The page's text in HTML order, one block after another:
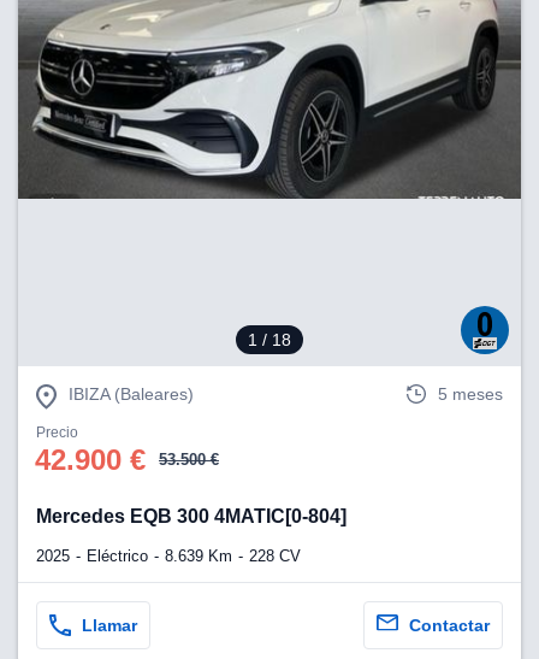
1 / 18
IBIZA (Baleares) 5 meses
Precio
42.900 € 53.500 €
Mercedes EQB 300 4MATIC[0-804]
2025 Eléctrico 8.639 Km 228 CV
Llamar Contactar